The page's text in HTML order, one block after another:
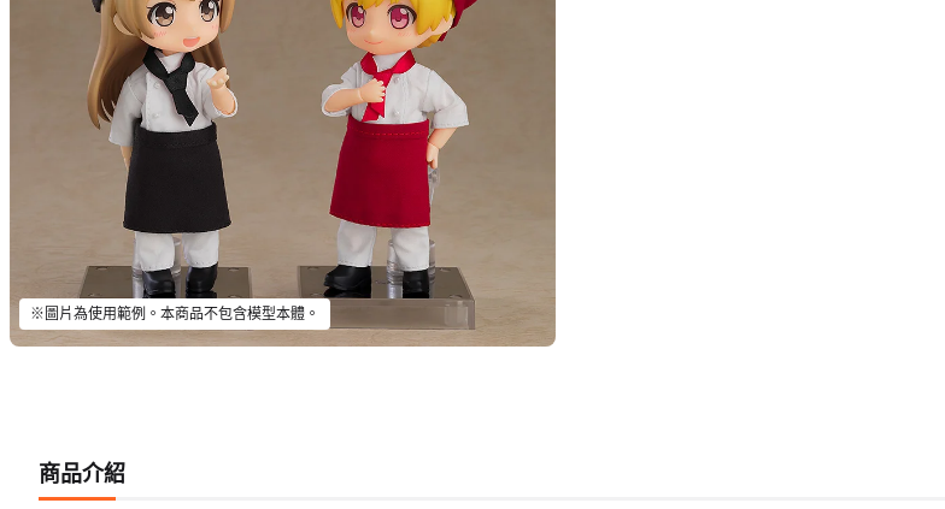
※圖片為使用範例。本商品不包含模型本體。
商品介紹